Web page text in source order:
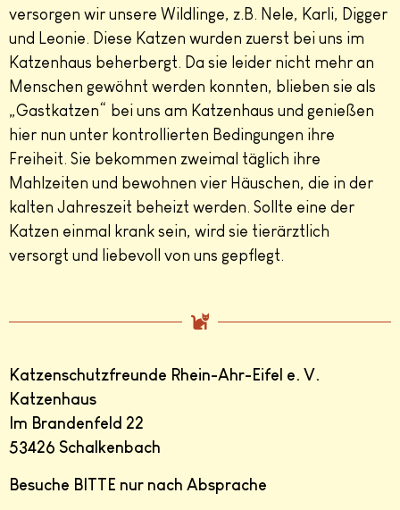
versorgen wir unsere Wildlinge, z.B. Nele, Karli, Digger
und Leonie. Diese Katzen wurden zuerst bei uns im
Katzenhaus beherbergt. Da sie leider nicht mehr an
Menschen gewöhnt werden konnten, blieben sie als
„Gastkatzen“ bei uns am Katzenhaus und genießen
hier nun unter kontrollierten Bedingungen ihre
Freiheit. Sie bekommen zweimal täglich ihre
Mahlzeiten und bewohnen vier Häuschen, die in der
kalten Jahreszeit beheizt werden. Sollte eine der
Katzen einmal krank sein, wird sie tierärztlich
versorgt und liebevoll von uns gepflegt.
Katzenschutzfreunde Rhein-Ahr-Eifel e. V.
Katzenhaus
Im Brandenfeld 22
53426 Schalkenbach
Besuche BITTE nur nach Absprache